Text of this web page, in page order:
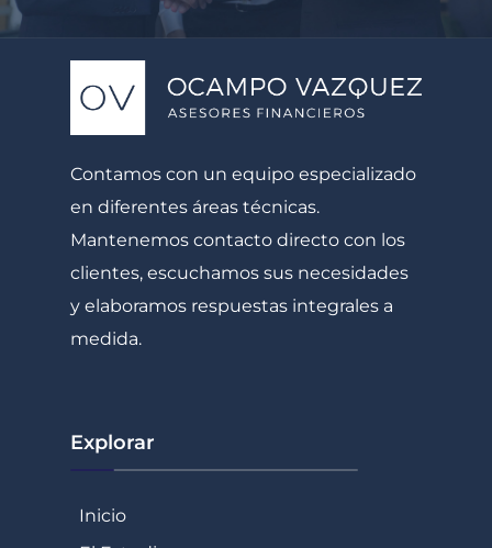
Contamos con un equipo especializado
en diferentes áreas técnicas.
Mantenemos contacto directo con los
clientes, escuchamos sus necesidades
y elaboramos respuestas integrales a
medida.
Explorar
Inicio